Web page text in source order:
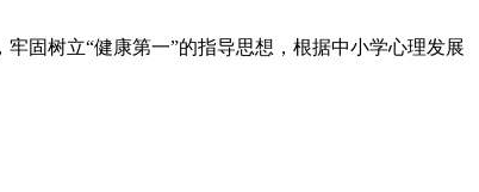
固树立“健康第一”的指导思想，根据中小学心理发展